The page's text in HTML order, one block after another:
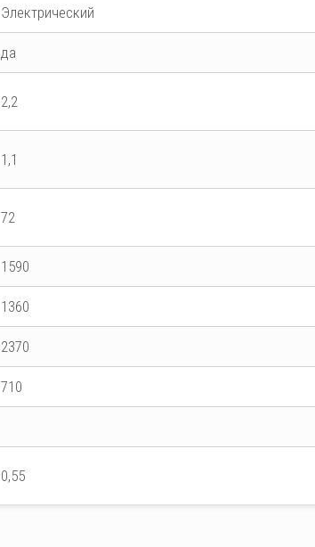
Электрический
да
2,2
1,1
72
1590
1360
2370
710
0,55